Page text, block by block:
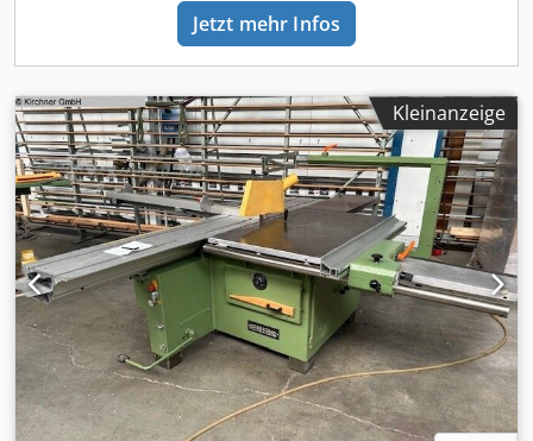
BESCHREIBUNG Solider deutscher Maschinenbau Zum
Besäumen, Ablängen, Formatieren, Gehrungsschneiden
etc. Formstabiler und selbsttragender Maschinenkörper
starkwandigen Stahlprofilen, laserbearbeiteten
Stahlblechteilen und mechanisch bearbeitet Auf dem
Maschinenkörper aufgebaut ist die verwindungssteife und
feingehobelte Gusstischplatte Das robuste und
leistungsstarke Sägeaggregat eingebaut im
Maschinenständer ist der Garant für präzise Sägeschnitte
Die komplette Sägewelleneinheit ist dynamisch
ausgewuchtet, doppelt geführte Schwenksegmente aus
Grauguss mit doppelter Säulenführung für die
Höhenverstellung sowie die 2-fach kugelgelagerte lange
Kreissägewelle sorgen für die absolute Laufruhe Der
kugelgelagerte Doppelrollwagen ist leichtgängig und
wartungsfrei. Präziser und spielfreier Lauf auf der vollen
Länge, geführt mit gehärteten und geschliffenen
Jetzt mehr Infos
Kleinanzeige